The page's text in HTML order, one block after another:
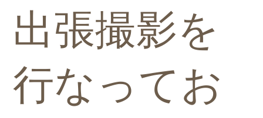
出張撮影を
行なってお